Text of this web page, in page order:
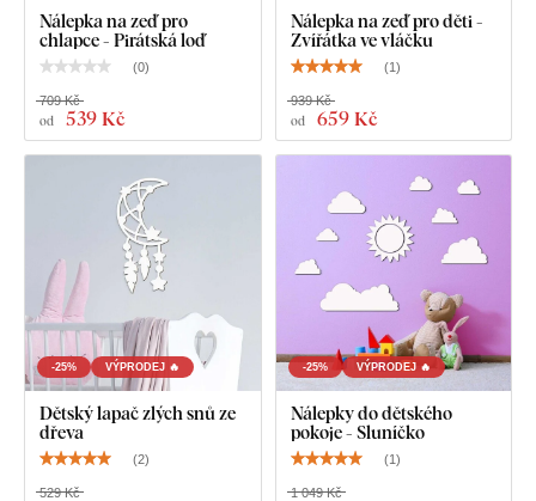
Na výběr máte z12 dekorů
s polomatným lakem, který
zvyšuje
odolnost proti běžnému poškrábání.
Tloušťka 3
mmdodává produktu3D efekt
s jemným stínováním, díky
čemuž na stěně působí čistě a elegantně – na rozdíl od
tenkých papírových samolepek.
Deska splňujeevropský emisní standard E1– je bezpečná a
vhodná do interiéru
(včetně dětského pokoje).
Nálepka na zeď pro
chlapce - Pirátská loď
(0)
od 539 Kč
709 Kč
Nálepka na zeď pro děti -
Zvířátka ve vláčku
(1 )
od 659 Kč
939 Kč
-25% VÝPRODEJ 🔥
Dětský lapač zlých snů ze
dřeva
(2)
529 Kč
-25% VÝPRODEJ 🔥
Nálepky do dětského
pokoje - Sluníčko
(1)
1 049 Kč